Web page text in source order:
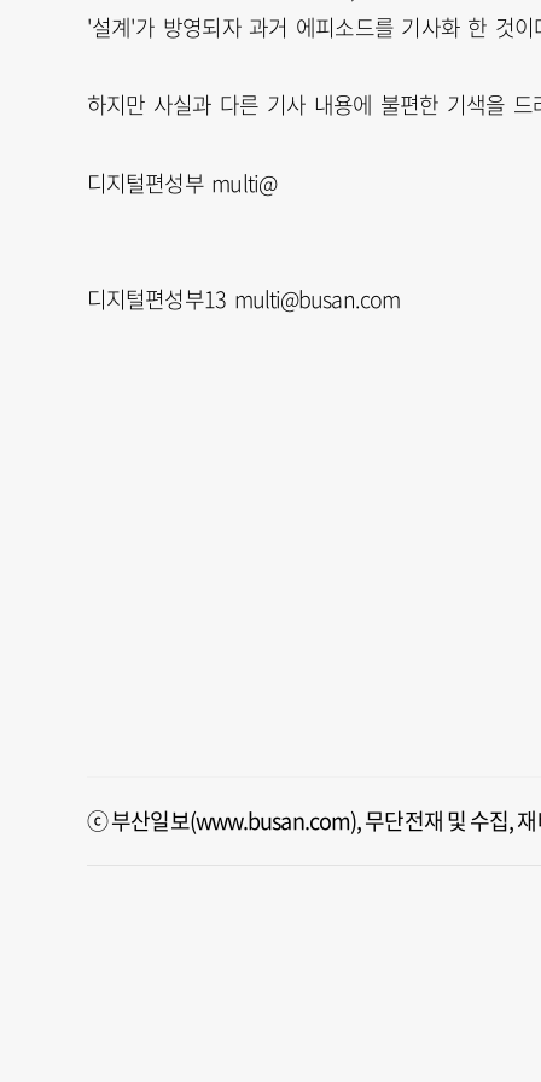
'설계'가 방영되자 과거 에피소드를 기사화 한 것이
하지만 사실과 다른 기사 내용에 불편한 기색을 드
디지털편성부 multi@
디지털편성부13 multi@busan.com
ⓒ 부산일보(www.busan.com), 무단전재 및 수집,